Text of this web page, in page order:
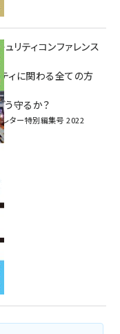
リティコンファレンス
ィに関わる全ての方
守るか？
ター特別編集号 2022